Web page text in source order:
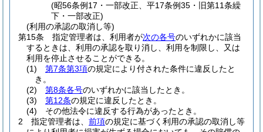
(昭56条例17・一部改正、平17条例35・旧第11条繰
下・一部改正)
(利用の承認の取消し等)
第15条
指定管理者は、利用者が次の各号のいずれかに該当
するときは、利用の承認を取り消し、利用を制限し、又は
利用を停止させることができる。
(1)
第7条第3項の規定により付された条件に違反したと
き。
(2)
第8条各号のいずれかに該当したとき。
(3)
第12条の規定に違反したとき。
(4)
その他法令に違反する行為があったとき。
2
指定管理者は、 前項の規定に基づく利用の承認の取消し等